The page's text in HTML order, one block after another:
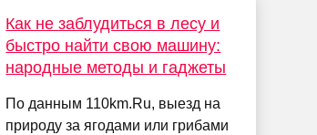
Как не заблудиться в лесу и
быстро найти свою машину:
народные методы и гаджеты
По данным 110km.Ru, выезд на
природу за ягодами или грибами